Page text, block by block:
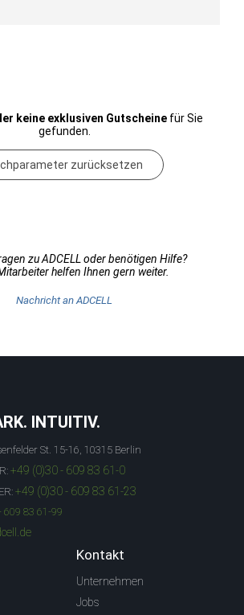
keine exklusiven Gutscheinefür Sie
gefunden.
zurücksetzen
zu ADCELL oder benötigen Hilfe?
helfen Ihnen gern weiter.
Nachricht an ADCELL
INTUITIV.
St. 15-16, 10315 Berlin
+49 (0)30 - 609 83 61-0
+49 (0)30 - 609 83 61-23
609 83 61-99
Kontakt
Unternehmen
Jobs